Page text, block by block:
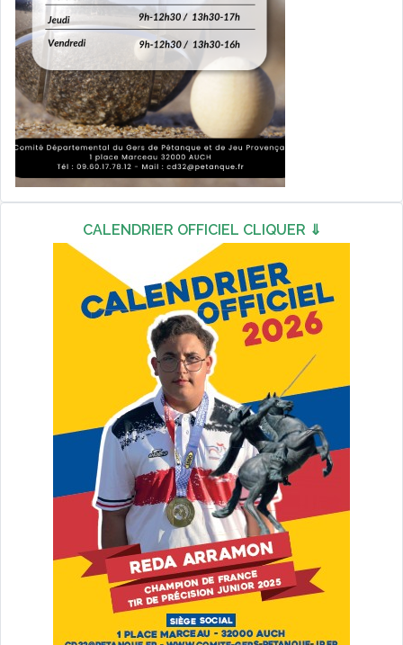
CALENDRIER OFFICIEL CLIQUER ⇓